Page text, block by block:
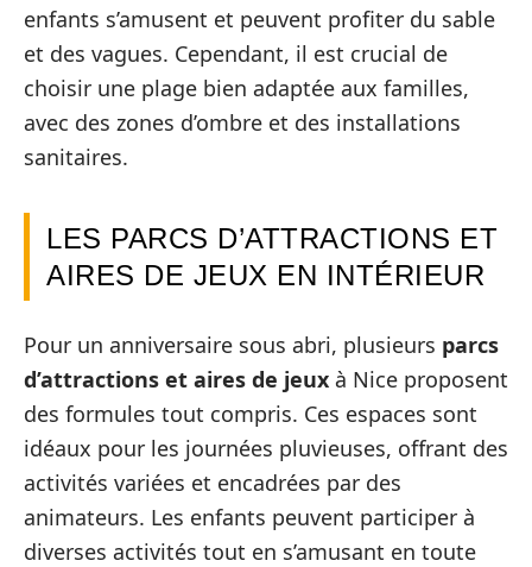
enfants s’amusent et peuvent profiter du sable
et des vagues. Cependant, il est crucial de
choisir une plage bien adaptée aux familles,
avec des zones d’ombre et des installations
sanitaires.
LES PARCS D’ATTRACTIONS ET
AIRES DE JEUX EN INTÉRIEUR
Pour un anniversaire sous abri, plusieurs parcs
d’attractions et aires de jeux à Nice proposent
des formules tout compris. Ces espaces sont
idéaux pour les journées pluvieuses, offrant des
activités variées et encadrées par des
animateurs. Les enfants peuvent participer à
diverses activités tout en s’amusant en toute